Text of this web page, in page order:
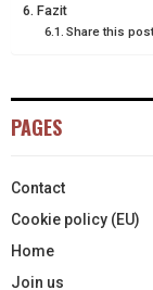
Fazit
Share this
PAGES
Contact
Cookie policy (EU)
Home
Join us